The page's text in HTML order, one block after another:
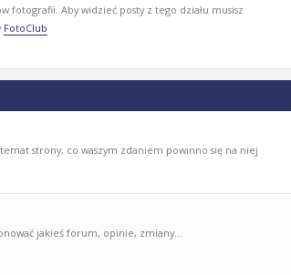
fotografii. Aby widzieć posty z tego działu musisz
FotoClub
strony, co waszym zdaniem powinno się na niej
jakieś forum, opinie, zmiany...